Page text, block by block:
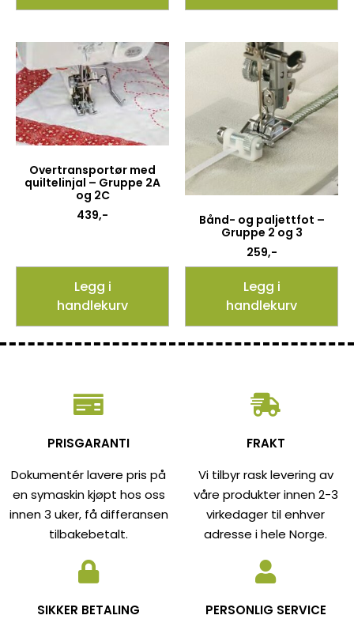
Overtransportør med
quiltelinjal – Gruppe 2A
og 2C
439,-
Legg i
handlekurv
Bånd- og paljettfot –
Gruppe 2 og 3
259,-
Legg i
handlekurv
PRISGARANTI
Dokumentér lavere pris på
en symaskin kjøpt hos oss
innen 3 uker, få differansen
tilbakebetalt.
FRAKT
Vi tilbyr rask levering av
våre produkter innen 2-3
virkedager til enhver
adresse i hele Norge.
SIKKER BETALING
PERSONLIG SERVICE